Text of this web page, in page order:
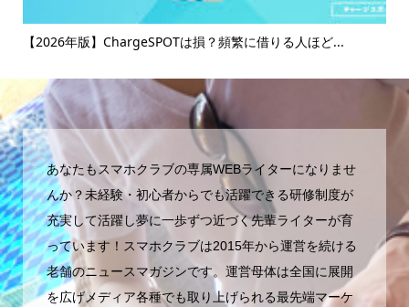
【2026年版】ChargeSPOTは損？頻繁に借りる人ほど...
あなたもスマホクラブの専属WEBライターになりませ
んか？未経験・初心者からでも活躍できる研修制度が
充実して活躍し夢に一歩ずつ近づく先輩ライターが育
っています！スマホクラブは2015年から運営を続ける
老舗のニュースマガジンです。運営母体は全国に展開
を広げメディア各種でも取り上げられる最先端マーケ